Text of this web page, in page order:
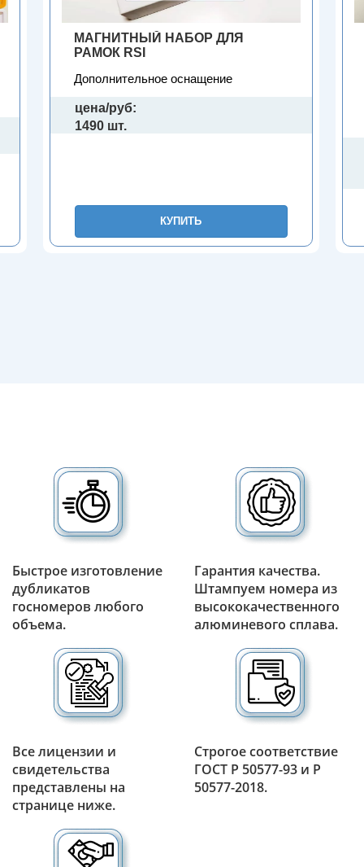
МАГНИТНЫЙ НАБОР ДЛЯ
РАМОК RSI
Дополнительное оснащение
цена/руб:
1490 шт.
КУПИТЬ
Быстрое изготовление
дубликатов
госномеров любого
объема.
Гарантия качества.
Штампуем номера из
высококачественного
алюминевого сплава.
Все лицензии и
свидетельства
представлены на
странице ниже.
Строгое соответствие
ГОСТ Р 50577-93 и Р
50577-2018.